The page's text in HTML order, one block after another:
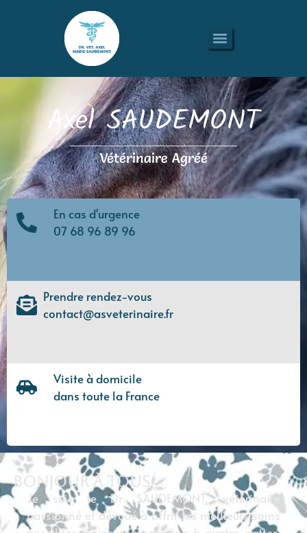
Axel SAUDEMONT
Vétérinaire Agréé
En cas d'urgence
07 68 96 89 96
Prendre rendez-vous
contact@asveterinaire.fr
Visite à domicile
dans toute la France
Bonjour à tous,
Je suis le Dr SAUDEMONT, vétérinaire
passionné et dévoué à offrir les meilleurs soins